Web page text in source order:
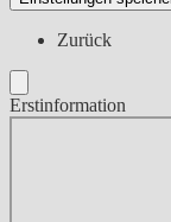
Zurück
Erstinformation